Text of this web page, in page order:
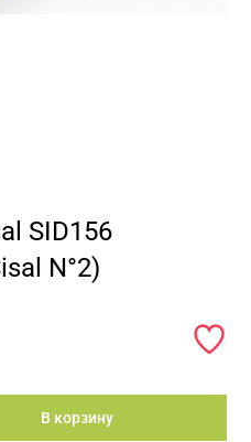
SID156
N°2)
В корзину